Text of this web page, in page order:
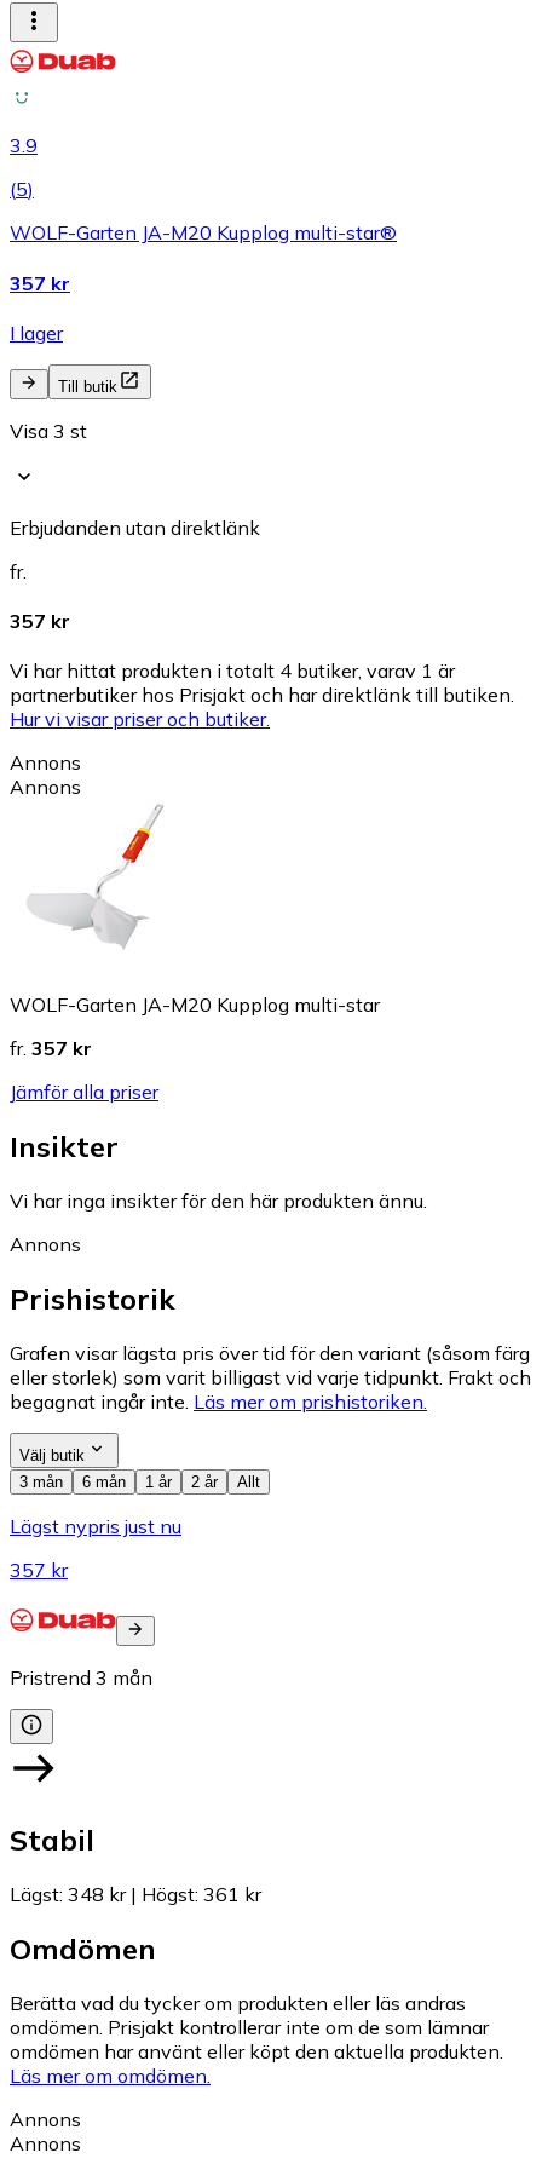
3.9
(5)
WOLF-Garten JA-M20 Kupplog multi-star®
357 kr
I lager
Till butik
Visa 3 st
Erbjudanden utan direktlänk
fr.
357 kr
Vi har hittat produkten i totalt 4 butiker, varav 1 är
partnerbutiker hos Prisjakt och har direktlänk till butiken.
Hur vi visar priser och butiker.
Annons
Annons
WOLF-Garten JA-M20 Kupplog multi-star
fr. 357 kr
Jämför alla priser
Insikter
Vi har inga insikter för den här produkten ännu.
Annons
Prishistorik
Grafen visar lägsta pris över tid för den variant (såsom färg
eller storlek) som varit billigast vid varje tidpunkt. Frakt och
begagnat ingår inte. Läs mer om prishistoriken.
Välj butik
3 mån
6 mån 1 år 2 år Allt
Lägst nypris just nu
357 kr
Pristrend 3 mån
Stabil
Lägst: 348 kr| Högst: 361 kr
Omdömen
Berätta vad du tycker om produkten eller läs andras
omdömen. Prisjakt kontrollerar inte om de som lämnar
omdömen har använt eller köpt den aktuella produkten.
Läs mer om omdömen.
Annons
Annons